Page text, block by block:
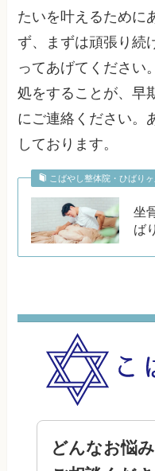
たいを叶えるために
ず、まずは頑張り続
ってあげてください
処をすることが、早
にご連絡ください。
しております。
こばやし整体院・ひばり
坐
ば
どんなお悩